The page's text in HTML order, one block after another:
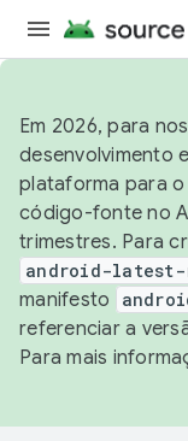
Em 2026, para
desenvolvimento
plataforma para
código-fonte no
trimestres. Para
android-latest-
manifesto
referenciar a
Para mais